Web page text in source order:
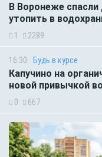
В Воронеже
утопить в
1 2289
16:30 Будь в курсе
Капучино на
новой привычкой
0 667